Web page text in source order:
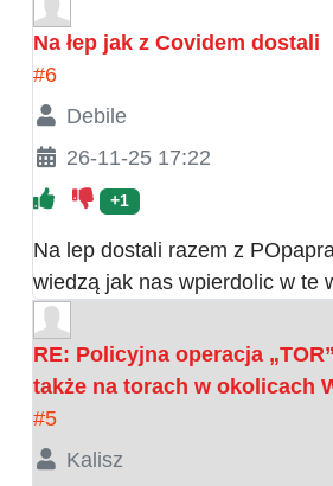
Na łep jak z Covidem dostali
#6
Debile
26-11-25 17:22
+1
Na lep dostali razem z
wiedzą jak nas wpierdolic w te
RE: Policyjna operacja
także na torach w okolicach
#5
Kalisz